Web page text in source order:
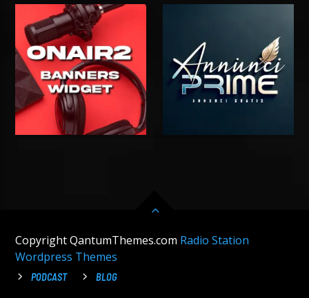
Copyright QantumThemes.com Radio Station
Wordpress Themes
PODCAST BLOG